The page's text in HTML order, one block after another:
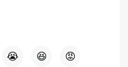
😭 😆 😡